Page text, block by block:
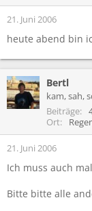
21. Juni 2006
heute abend bin
Bertl
kam, sah,
Beiträge
Ort
21. Juni 2006
Ich muss auch
Bitte bitte alle